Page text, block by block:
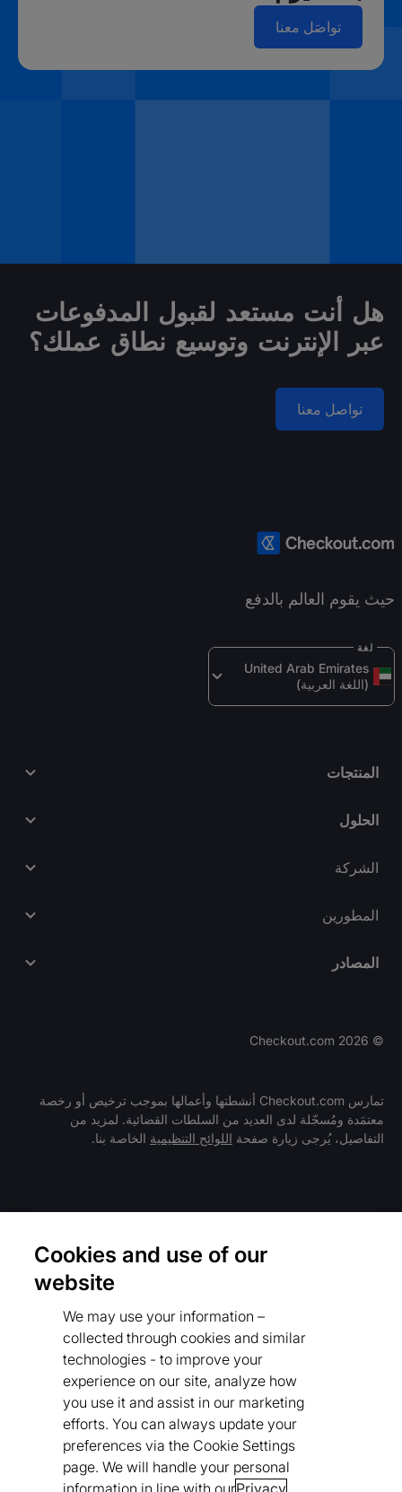
تواصَل معنا
هل أنت مستعد لقبول المدفوعات
عبر الإنترنت وتوسيع نطاق عملك؟
تواصل معنا
حيث يقوم العالم بالدفع
(اللغة العربية)
لغة
المنتجات
الحلول
الشركة
فريق العمل والوظائف
التوظيف
المطورين
المصادر
©
2026
تمارس Checkout.com أنشطتها وأعمالها بموجب ترخيص أو رخصة
معتمَدة ومُسجّلة لدى العديد من السلطات القضائية. لمزيد من
التفاصيل، يُرجى زيارة صفحة اللوائح التنظيمية الخاصة بنا.
قواعد سلوك المورّدين
سياستنا بشأن أشكال الرق المعاصرة
قواعد سلوك المورّدين
بيان إمكانية الوصول
Cookies and use of our
website
We may use your information –
collected through cookies and similar
technologies - to improve your
experience on our site, analyze how
you use it and assist in our marketing
efforts. You can always update your
preferences via the Cookie Settings
page. We will handle your personal
information in line with ourPrivacy